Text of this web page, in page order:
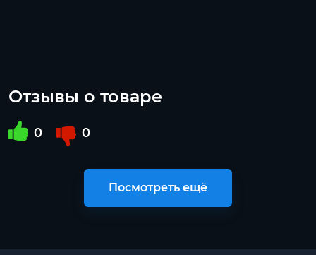
Отзывы о товаре
0 0
Посмотреть ещё